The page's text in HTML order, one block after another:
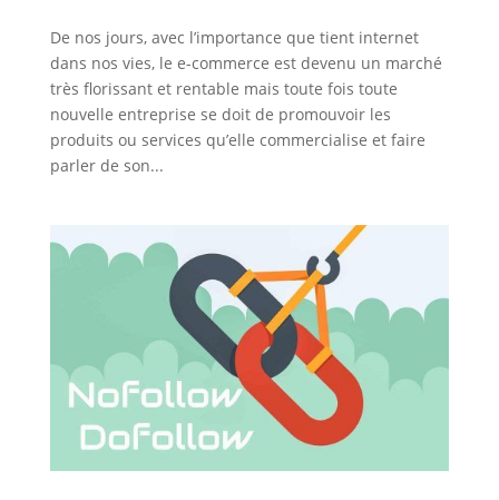
De nos jours, avec l’importance que tient internet
dans nos vies, le e-commerce est devenu un marché
très florissant et rentable mais toute fois toute
nouvelle entreprise se doit de promouvoir les
produits ou services qu’elle commercialise et faire
parler de son...